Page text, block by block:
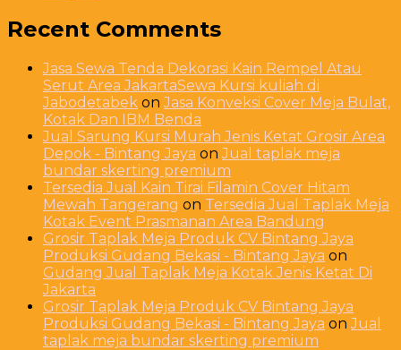
Recent Comments
Jasa Sewa Tenda Dekorasi Kain Rempel Atau
Serut Area JakartaSewa Kursi kuliah di
Jabodetabek onJasa Konveksi Cover Meja Bulat,
Kotak Dan IBM Benda
Jual Sarung Kursi Murah Jenis Ketat Grosir Area
Depok - Bintang Jaya onJual taplak meja
bundar skerting premium
Tersedia Jual Kain Tirai Filamin Cover Hitam
Mewah Tangerang on Tersedia Jual Taplak Meja
Kotak Event Prasmanan Area Bandung
Grosir Taplak Meja Produk CV Bintang Jaya
Produksi Gudang Bekasi - Bintang Jaya on
Gudang Jual Taplak Meja Kotak Jenis Ketat Di
Jakarta
Grosir Taplak Meja Produk CV Bintang Jaya
Produksi Gudang Bekasi - Bintang Jaya onJual
taplak meja bundar skerting premium